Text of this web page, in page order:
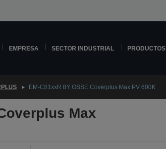
EMPRESA SECTOR INDUSTRIAL PRODUCTOS
EM-C81xxR 8Y OSSE Coverplus Max PV 600K
Max